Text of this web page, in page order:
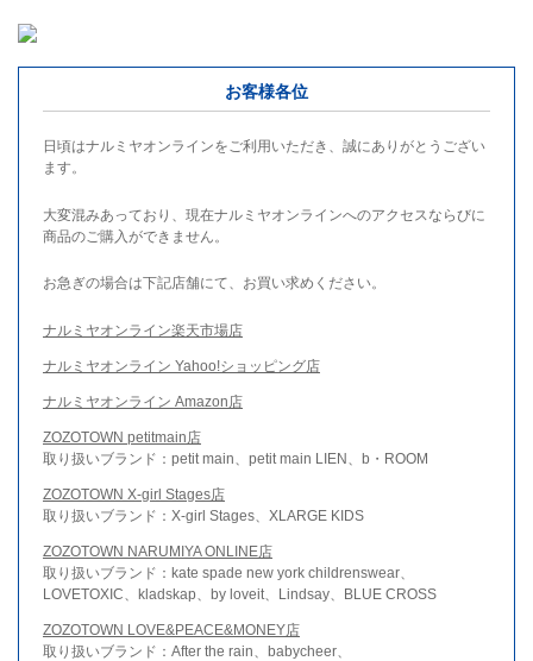
お客様各位
日頃はナルミヤオンラインをご利用いただき、誠にありがとうござい
ます。
大変混みあっており、現在ナルミヤオンラインへのアクセスならびに
商品のご購入ができません。
お急ぎの場合は下記店舗にて、お買い求めください。
ナルミヤオンライン楽天市場店
ナルミヤオンライン Yahoo!ショッピング店
ナルミヤオンライン Amazon店
ZOZOTOWN petitmain店
取り扱いブランド：petit main、petit main LIEN、b・ROOM
ZOZOTOWN X-girl Stages店
取り扱いブランド：X-girl Stages、XLARGE KIDS
ZOZOTOWN NARUMIYA ONLINE店
取り扱いブランド：kate spade new york childrenswear、
LOVETOXIC、kladskap、by loveit、Lindsay、BLUE CROSS
ZOZOTOWN LOVE&PEACE&MONEY店
取り扱いブランド：After the rain、babycheer、